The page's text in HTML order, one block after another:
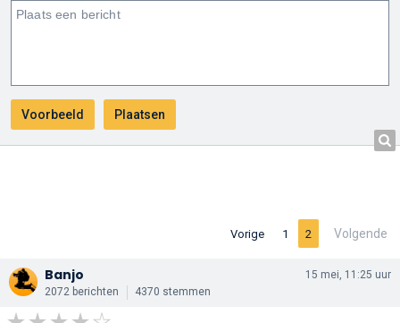
Vorige 1 2 Volgende
Banjo
2072 berichten 4370 stemmen
15 mei, 11:25 uur